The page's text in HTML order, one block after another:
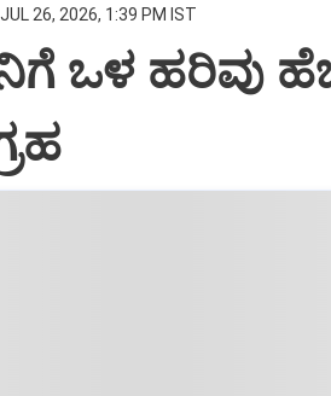
JUL 26, 2026, 1:39 PM IST
ಒಳ ಹರಿವು